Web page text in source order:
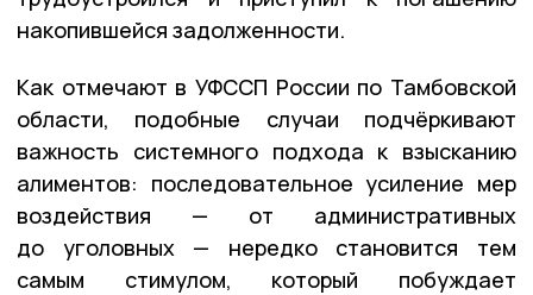
накопившейся задолженности.
Как отмечают в УФССП России по Тамбовской
области, подобные случаи подчёркивают
важность системного подхода к взысканию
алиментов: последовательное усиление мер
воздействия — от административных
до уголовных — нередко становится тем
самым стимулом, который побуждает